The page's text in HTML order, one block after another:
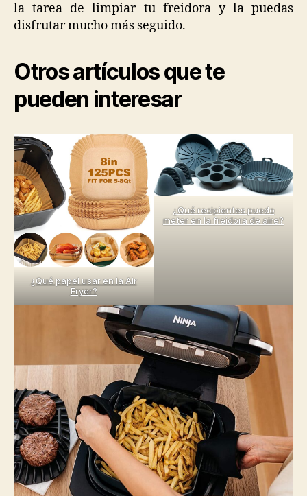
la tarea de limpiar tu freidora y la puedas
disfrutar mucho más seguido.
Otros artículos que te
pueden interesar
¿Qué papel usar en la Air
Fryer?
¿Qué recipientes puedo
meter en la freidora de aire?